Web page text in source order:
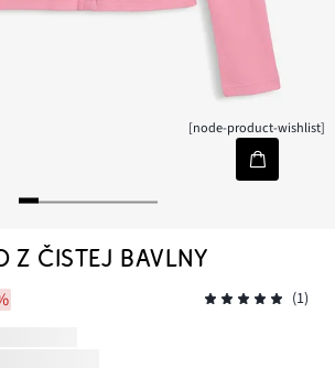
[node-product-wishlist]
Z ČISTEJ BAVLNY
(1)